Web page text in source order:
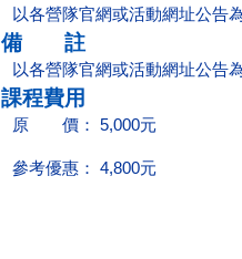
以各營隊官網或活動網址公告為
備 註
以各營隊官網或活動網址公告為
課程費用
原 價： 5,000元
參考優惠： 4,800元